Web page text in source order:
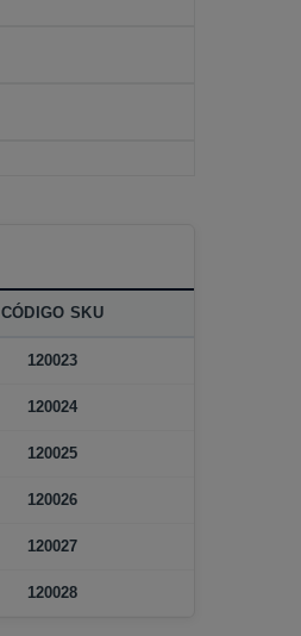
CÓDIGO SKU
120023
120024
120025
120026
120027
120028